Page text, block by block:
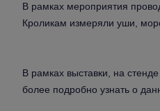
В рамках мероприятия
Кроликам измеряли уши,
В рамках выставки, на стенде
более подробно узнать о